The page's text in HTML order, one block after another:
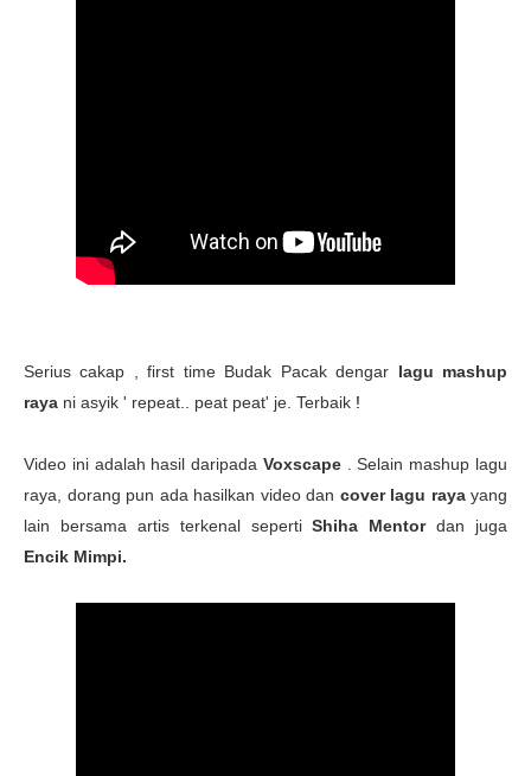
Serius cakap , first time Budak Pacak dengar lagu mashup
raya ni asyik ' repeat.. peat peat' je. Terbaik !
Video ini adalah hasil daripada Voxscape
. Selain mashup lagu
raya, dorang pun ada hasilkan video dan cover lagu rayayang
lain bersama artis terkenal sepertiShiha Mentordan juga
Encik Mimpi.